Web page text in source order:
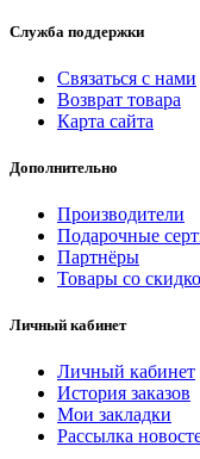
Служба поддержки
Связаться с нами
Возврат товара
Карта сайта
Дополнительно
Производители
Подарочные
Партнёры
Товары со
Личный кабинет
Личный кабинет
История заказов
Мои закладки
Рассылка